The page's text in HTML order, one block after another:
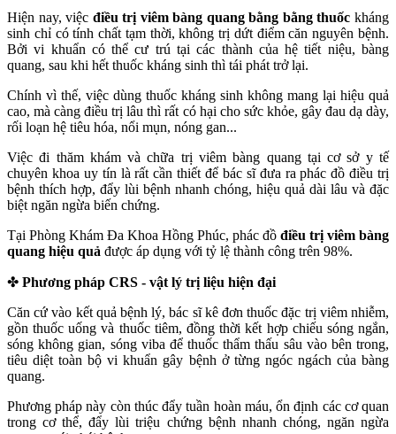
Hiện nay, việc điều trị viêm bàng quang bằng bằng thuốc kháng
sinh chỉ có tính chất tạm thời, không trị dứt điểm căn nguyên bệnh.
Bởi vi khuẩn có thể cư trú tại các thành của hệ tiết niệu, bàng
quang, sau khi hết thuốc kháng sinh thì tái phát trở lại.
Chính vì thế, việc dùng thuốc kháng sinh không mang lại hiệu quả
cao, mà càng điều trị lâu thì rất có hại cho sức khỏe, gây đau dạ dày,
rối loạn hệ tiêu hóa, nổi mụn, nóng gan...
Việc đi thăm khám và chữa trị viêm bàng quang tại cơ sở y tế
chuyên khoa uy tín là rất cần thiết để bác sĩ đưa ra phác đồ điều trị
bệnh thích hợp, đẩy lùi bệnh nhanh chóng, hiệu quả dài lâu và đặc
biệt ngăn ngừa biến chứng.
Tại Phòng Khám Đa Khoa Hồng Phúc, phác đồ điều trị viêm bàng
quang hiệu quả được áp dụng với tỷ lệ thành công trên 98%.
✤ Phương pháp CRS - vật lý trị liệu hiện đại
Căn cứ vào kết quả bệnh lý, bác sĩ kê đơn thuốc đặc trị viêm nhiễm,
gồn thuốc uống và thuốc tiêm, đồng thời kết hợp chiếu sóng ngắn,
sóng không gian, sóng viba để thuốc thẩm thấu sâu vào bên trong,
tiêu diệt toàn bộ vi khuẩn gây bệnh ở từng ngóc ngách của bàng
quang.
Phương pháp này còn thúc đẩy tuần hoàn máu, ổn định các cơ quan
trong cơ thể, đẩy lùi triệu chứng bệnh nhanh chóng, ngăn ngừa